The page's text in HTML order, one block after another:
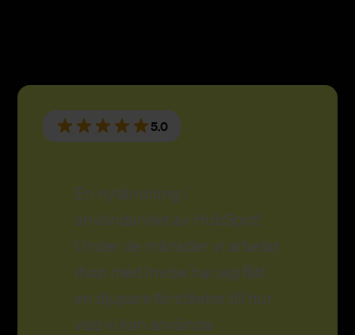
5.0
En nytändning i
användandet av HubSpot!
Under de månader vi arbetat
ihop med Invise har jag fått
en djupare förståelse till hur
vad vi kan använda